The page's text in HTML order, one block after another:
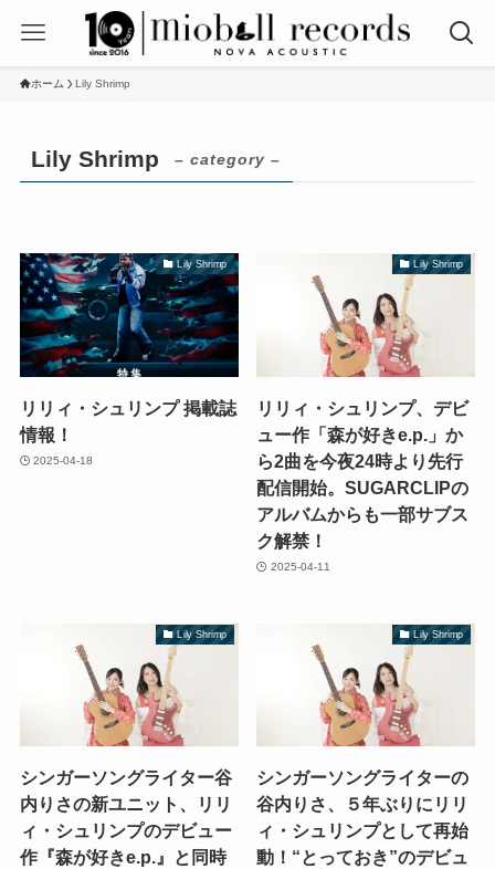
ホーム Lily Shrimp
Lily Shrimp – category –
Lily Shrimp
リリィ・シュリンプ 掲載誌
情報！
2025-04-18
Lily Shrimp
リリィ・シュリンプ、デビ
ュー作「森が好きe.p.」か
ら2曲を今夜24時より先行
配信開始。SUGARCLIPの
アルバムからも一部サブス
ク解禁！
2025-04-11
Lily Shrimp
シンガーソングライター谷
内りさの新ユニット、リリ
ィ・シュリンプのデビュー
作『森が好きe.p.』と同時
Lily Shrimp
シンガーソングライターの
谷内りさ、５年ぶりにリリ
ィ・シュリンプとして再始
動！“とっておき”のデビュ